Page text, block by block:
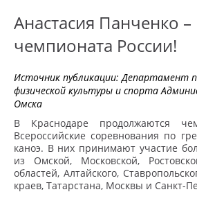
Анастасия Панченко
чемпионата России!
Источник публикации:Департамент
физической культуры и спорта
Омска
В Краснодаре продолжаются
Всероссийские соревнования по
каноэ. В них принимают участие
из Омской, Московской,
областей, Алтайского,
краев, Татарстана, Москвы и Санкт-